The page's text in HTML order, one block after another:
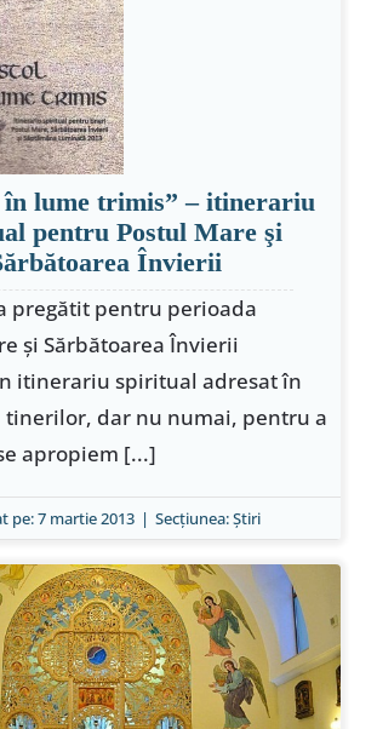
în lume trimis” – itinerariu
pentru Postul Mare şi
Învierii
pregătit pentru perioada
şi Sărbătoarea Învierii
itinerariu spiritual adresat în
dar nu numai, pentru a
apropiem [...]
pe: 7 martie 2013 | Secțiunea:Ştiri